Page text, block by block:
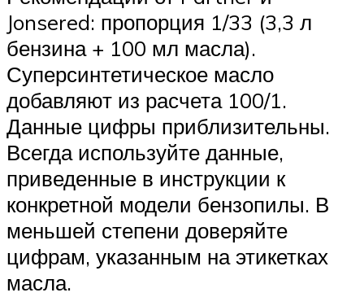
Jonsered: пропорция 1/33 (3,3 л
бензина + 100 мл масла).
Суперсинтетическое масло
добавляют из расчета 100/1.
Данные цифры приблизительны.
Всегда используйте данные,
приведенные в инструкции к
конкретной модели бензопилы. В
меньшей степени доверяйте
цифрам, указанным на этикетках
масла.